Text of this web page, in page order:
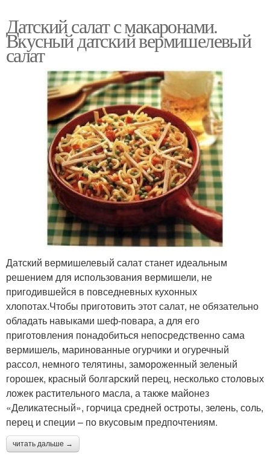
Датский салат с макаронами.
Вкусный датский вермишелевый
салат
Датский вермишелевый салат станет идеальным
решением для использования вермишели, не
пригодившейся в повседневных кухонных
хлопотах.Чтобы приготовить этот салат, не обязательно
обладать навыками шеф-повара, а для его
приготовления понадобиться непосредственно сама
вермишель, маринованные огурчики и огуречный
рассол, немного телятины, замороженный зеленый
горошек, красный болгарский перец, несколько столовых
ложек растительного масла, а также майонез
«Деликатесный», горчица средней остроты, зелень, соль,
перец и специи – по вкусовым предпочтениям.
читать дальше →